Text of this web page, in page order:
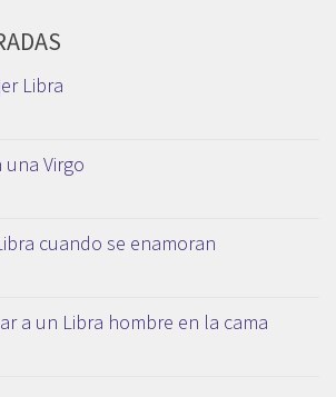
Libra
una Virgo
cuando se enamoran
a un Libra hombre en la cama